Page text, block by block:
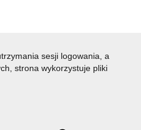
sesji logowania, a
strona wykorzystuje pliki